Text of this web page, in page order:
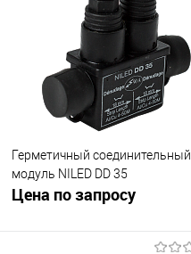
Герметичный соединительный
модуль NILED DD 35
Цена по запросу